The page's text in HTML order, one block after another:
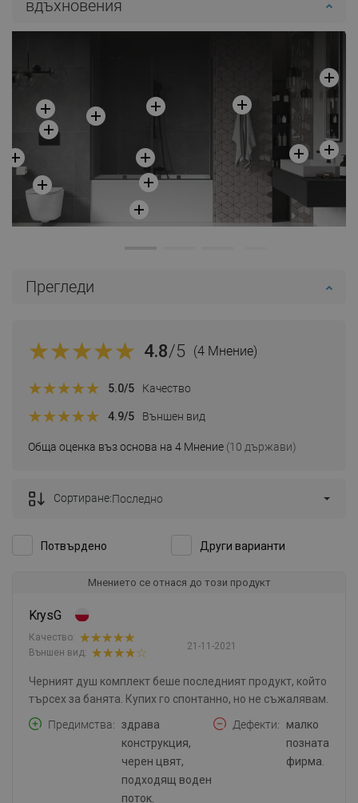
вдъхновения
Прегледи
4.8/5 (4 Мнение)
Обща оценка въз основа на 4 Мнение (10 държави)
5.0/5 Качество
4.9/5 Външен вид
Потвърдено Други варианти
Сортиране:Последно
Мнението се отнася до този продукт
KrysG
21-11-2021
Качество:
Външен вид:
Черният душ комплект беше последният продукт, който
търсех за банята. Купих го спонтанно, но не съжалявам.
Предимства
здрава
конструкция,
черен цвят,
подходящ воден
поток.
Дефекти
малко
позната
фирма.